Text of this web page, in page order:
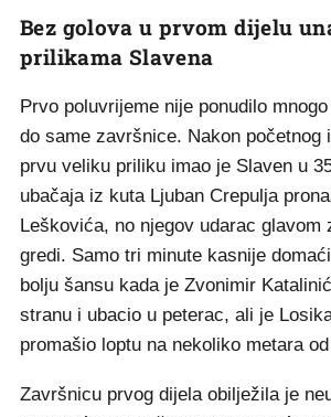
Bez golova u prvom dijelu
prilikama Slavena
Prvo poluvrijeme nije ponudilo
do same završnice. Nakon početnog
prvu veliku priliku imao je Slaven u
ubačaja iz kuta Ljuban Crepulja
Leškovića, no njegov udarac glavom
gredi. Samo tri minute kasnije
bolju šansu kada je Zvonimir
stranu i ubacio u peterac, ali je
promašio loptu na nekoliko metara
Završnicu prvog dijela obilježila je